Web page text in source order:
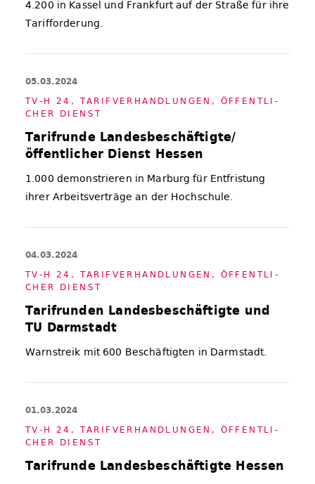
4.200 in Kassel und Frankfurt auf der Straße für ihre
Tarifforderung.
05.03.2024
TV-H 24 , TA­RIF­VER­HAND­LUN­GEN , ÖF­FENT­LI­
CHER DIENST
Tarifrunde Landesbeschäftigte/
öffentlicher Dienst Hessen
1.000 demonstrieren in Marburg für Entfristung
ihrer Arbeitsverträge an der Hochschule.
04.03.2024
TV-H 24 , TA­RIF­VER­HAND­LUN­GEN , ÖF­FENT­LI­
CHER DIENST
Tarifrunden Landesbeschäftigte und
TU Darmstadt
Warnstreik mit 600 Beschäftigten in Darmstadt.
01.03.2024
TV-H 24 , TA­RIF­VER­HAND­LUN­GEN , ÖF­FENT­LI­
CHER DIENST
Tarifrunde Landesbeschäftigte Hessen